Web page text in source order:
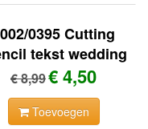
0395 Cutting
tekst wedding
€ 8,99€ 4,50
Toevoegen